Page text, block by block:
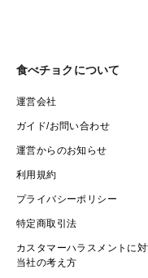
食べチョクについて
運営会社
ガイド/お問い合わせ
運営からのお知らせ
利用規約
プライバシーポリシー
特定商取引法
カスタマーハラスメントに
当社の考え方